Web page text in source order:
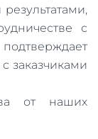
с
заказчиками
от наших